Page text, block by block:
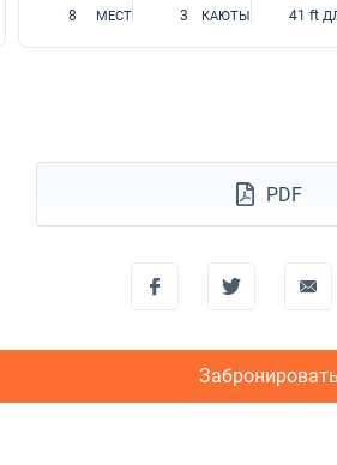
8 МЕСТ 3 КАЮТЫ 41 ft
PDF
Забронировать